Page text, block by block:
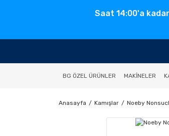
Saat 14:00'a
BG ÖZEL ÜRÜNLER MAKINELER
Anasayfa Kamışlar Noeby